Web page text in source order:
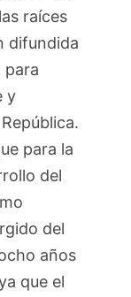
raíces
difundida
para
y
para la
del
del
años
que el